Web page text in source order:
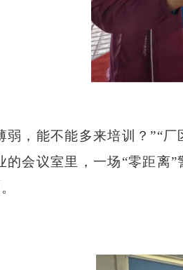
弱，能不能多来培训？”“
的会议室里，一场“零距离